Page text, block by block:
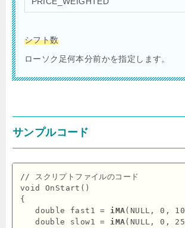
シフト数
ローソク足何本分前かを指定します。
サンプルコード
// スクリプトファイルのコード
void OnStart()
{
   double fast1 =
iMA(NULL, 0,
   double slow1 =
iMA(NULL, 0,